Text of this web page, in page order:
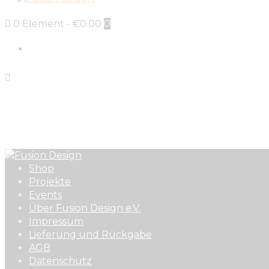
0 Element - €0.00 0
Shop
Projekte
Events
Über Fusion Design e.V.
Impressum
Lieferung und Rückgabe
AGB
Datenschutz